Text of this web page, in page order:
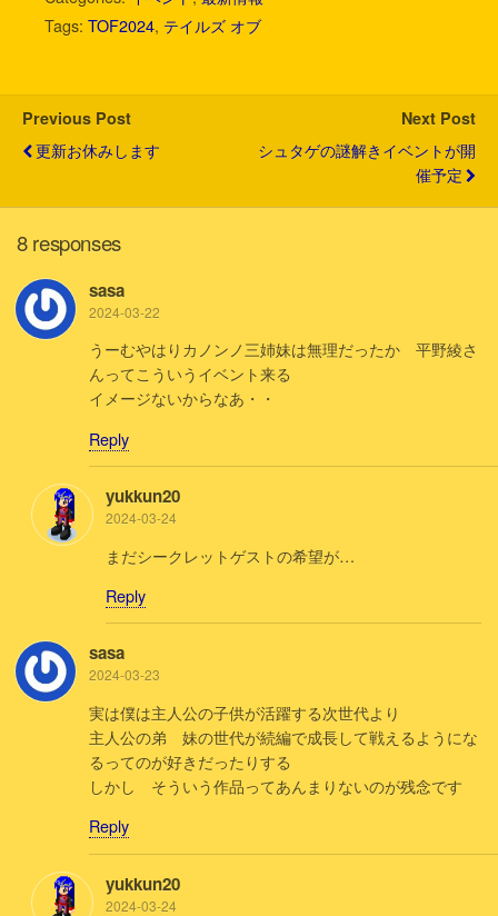
Tags: TOF2024, テイルズ オブ
Previous Post
更新お休みします
Next Post
シュタゲの謎解きイベントが開
催予定
8 responses
sasa
2024-03-22
うーむやはりカノンノ三姉妹は無理だったか 平野綾さ
んってこういうイベント来る
イメージないからなあ・・
Reply
yukkun20
2024-03-24
まだシークレットゲストの希望が…
Reply
sasa
2024-03-23
実は僕は主人公の子供が活躍する次世代より
主人公の弟 妹の世代が続編で成長して戦えるようにな
るってのが好きだったりする
しかし そういう作品ってあんまりないのが残念です
Reply
yukkun20
2024-03-24